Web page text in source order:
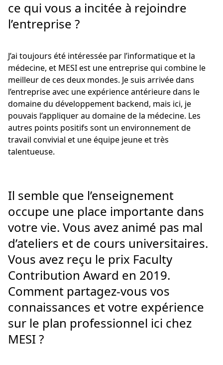
ce qui vous a incitée à rejoindre
l’entreprise ?
J’ai toujours été intéressée par l’informatique et la
médecine, et MESI est une entreprise qui combine le
meilleur de ces deux mondes. Je suis arrivée dans
l’entreprise avec une expérience antérieure dans le
domaine du développement backend, mais ici, je
pouvais l’appliquer au domaine de la médecine. Les
autres points positifs sont un environnement de
travail convivial et une équipe jeune et très
talentueuse.
Il semble que l’enseignement
occupe une place importante dans
votre vie. Vous avez animé pas mal
d’ateliers et de cours universitaires.
Vous avez reçu le prix Faculty
Contribution Award en 2019.
Comment partagez-vous vos
connaissances et votre expérience
sur le plan professionnel ici chez
MESI ?